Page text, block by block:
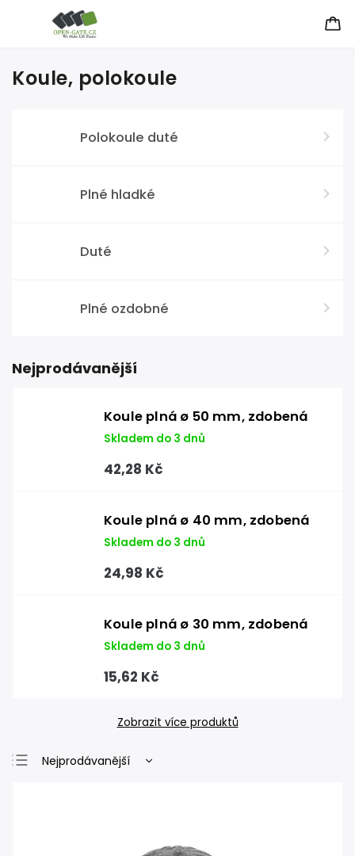
Koule, polokoule
Polokoule duté
Plné hladké
Duté
Plné ozdobné
Nejprodávanější
Koule plná ø 50 mm, zdobená
Skladem do 3 dnů
42,28 Kč
Koule plná ø 40 mm, zdobená
Skladem do 3 dnů
24,98 Kč
Koule plná ø 30 mm, zdobená
Skladem do 3 dnů
15,62 Kč
Zobrazit více produktů
Nejprodávanější